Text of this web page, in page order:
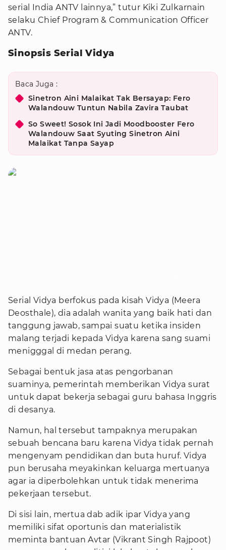
serial India ANTV lainnya,” tutur Kiki Zulkarnain
selaku Chief Program & Communication Officer
ANTV.
Sinopsis Serial Vidya
Baca Juga :
Sinetron Aini Malaikat Tak Bersayap: Fero
Walandouw Tuntun Nabila Zavira Taubat
So Sweet! Sosok Ini Jadi Moodbooster Fero
Walandouw Saat Syuting Sinetron Aini
Malaikat Tanpa Sayap
Serial Vidya berfokus pada kisah Vidya (Meera
Deosthale), dia adalah wanita yang baik hati dan
tanggung jawab, sampai suatu ketika insiden
malang terjadi kepada Vidya karena sang suami
menigggal di medan perang.
Sebagai bentuk jasa atas pengorbanan
suaminya, pemerintah memberikan Vidya surat
untuk dapat bekerja sebagai guru bahasa Inggris
di desanya.
Namun, hal tersebut tampaknya merupakan
sebuah bencana baru karena Vidya tidak pernah
mengenyam pendidikan dan buta huruf. Vidya
pun berusaha meyakinkan keluarga mertuanya
agar ia diperbolehkan untuk tidak menerima
pekerjaan tersebut.
Di sisi lain, mertua dab adik ipar Vidya yang
memiliki sifat oportunis dan materialistik
meminta bantuan Avtar (Vikrant Singh Rajpoot)